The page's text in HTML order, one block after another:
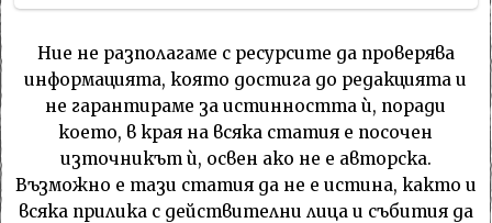
Ние не разполагаме с ресурсите да проверява
информацията, която достига до редакцията и
не гарантираме за истинността ѝ, поради
което, в края на всяка статия е посочен
източникът ѝ, освен ако не е авторска.
Възможно е тази статия да не е истина, както и
всяка прилика с действителни лица и събития да